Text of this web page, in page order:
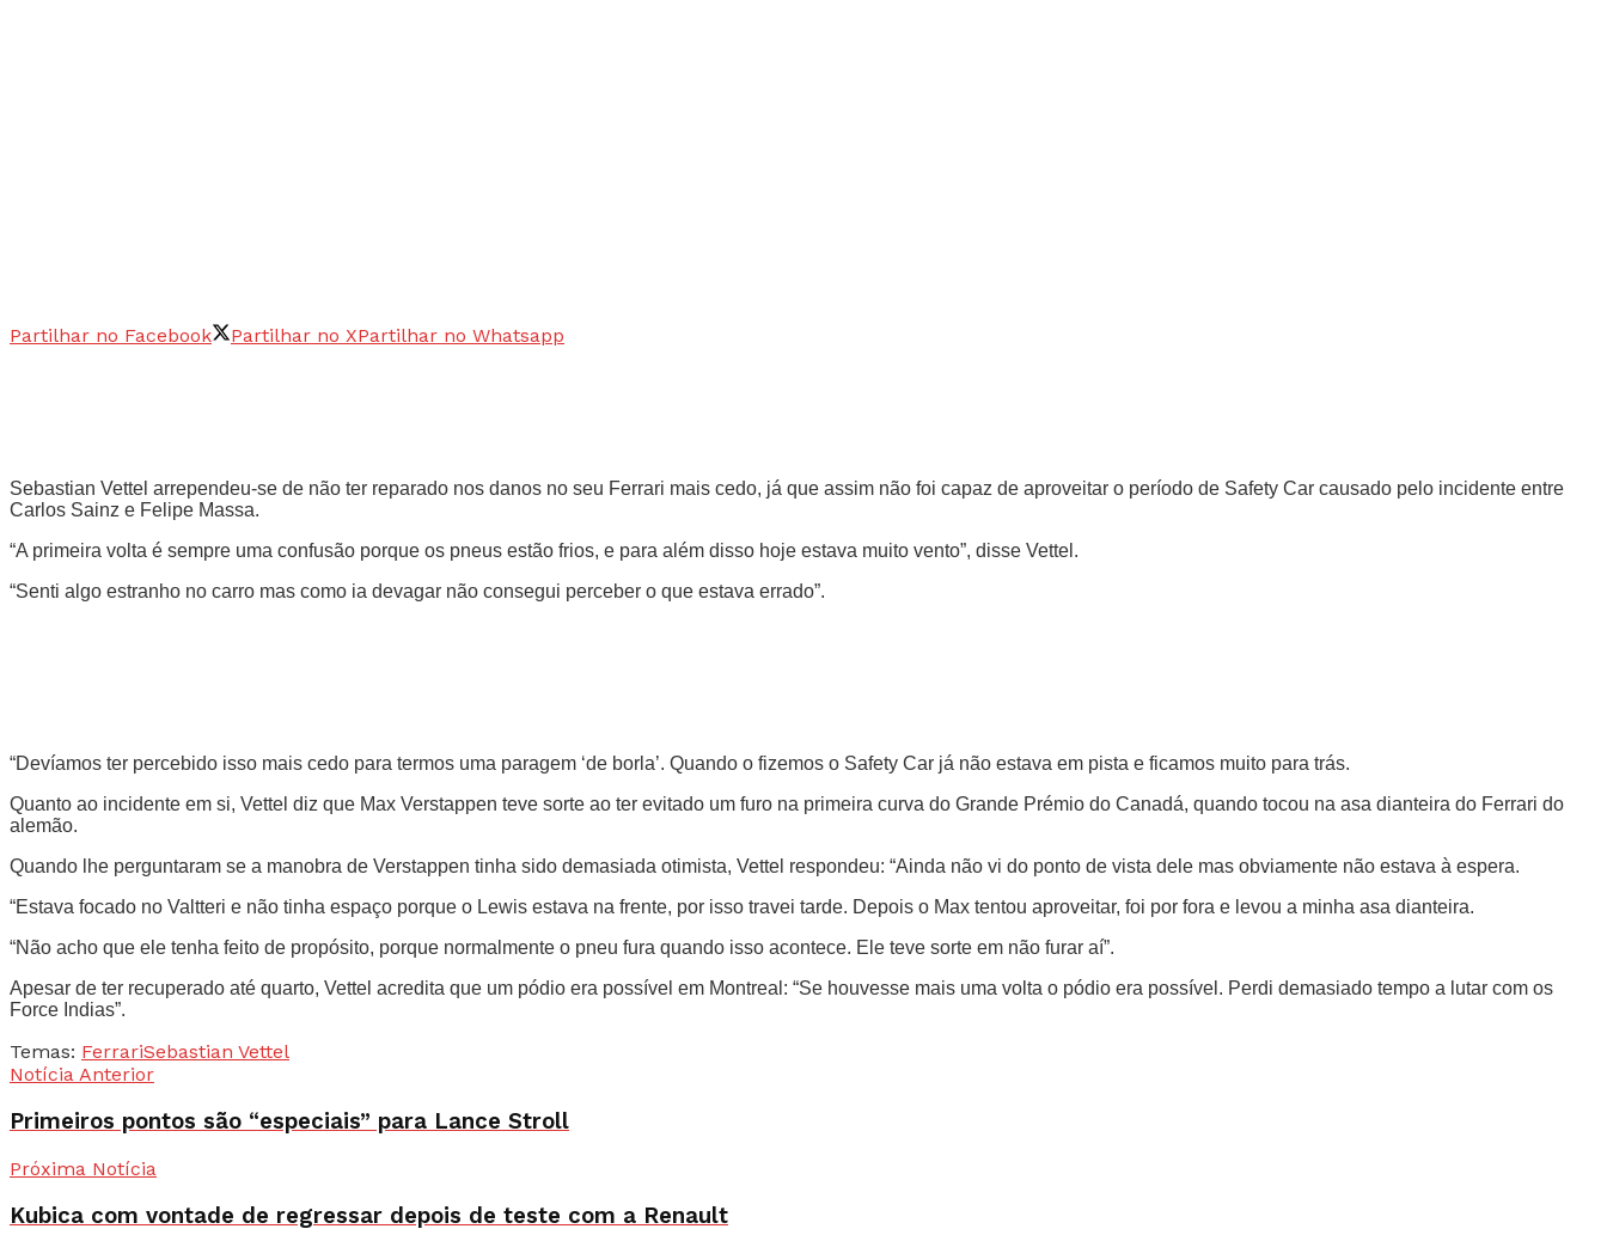
Partilhar no Facebook Partilhar no XPartilhar no Whatsapp
Sebastian Vettel arrependeu-se de não ter reparado nos danos no seu Ferrari mais cedo, já que assim não foi capaz de aproveitar o período de Safety Car causado pelo incidente entre
Carlos Sainz e Felipe Massa.
“A primeira volta é sempre uma confusão porque os pneus estão frios, e para além disso hoje estava muito vento”, disse Vettel.
“Senti algo estranho no carro mas como ia devagar não consegui perceber o que estava errado”.
“Devíamos ter percebido isso mais cedo para termos uma paragem ‘de borla’. Quando o fizemos o Safety Car já não estava em pista e ficamos muito para trás.
Quanto ao incidente em si, Vettel diz que Max Verstappen teve sorte ao ter evitado um furo na primeira curva do Grande Prémio do Canadá, quando tocou na asa dianteira do Ferrari do
alemão.
Quando lhe perguntaram se a manobra de Verstappen tinha sido demasiada otimista, Vettel respondeu: “Ainda não vi do ponto de vista dele mas obviamente não estava à espera.
“Estava focado no Valtteri e não tinha espaço porque o Lewis estava na frente, por isso travei tarde. Depois o Max tentou aproveitar, foi por fora e levou a minha asa dianteira.
“Não acho que ele tenha feito de propósito, porque normalmente o pneu fura quando isso acontece. Ele teve sorte em não furar aí”.
Apesar de ter recuperado até quarto, Vettel acredita que um pódio era possível em Montreal: “Se houvesse mais uma volta o pódio era possível. Perdi demasiado tempo a lutar com os
Force Indias”.
Temas: FerrariSebastian Vettel
Notícia Anterior
Primeiros pontos são “especiais” para Lance Stroll
Próxima Notícia
Kubica com vontade de regressar depois de teste com a Renault